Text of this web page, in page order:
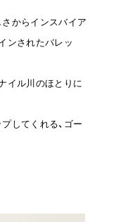
からインスバイア
ンされたバレッ
イル川のほとりに
してくれる、ゴー